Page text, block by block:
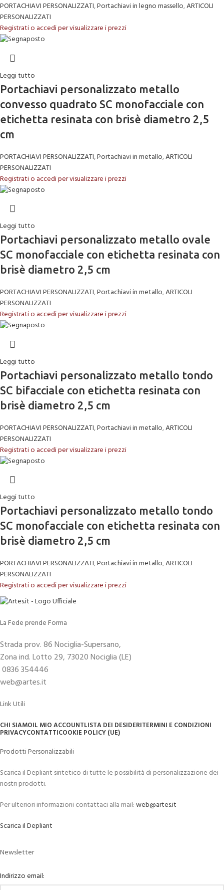
PORTACHIAVI PERSONALIZZATI,Portachiavi in legno massello,ARTICOLI
PERSONALIZZATI
Registrati o accedi per visualizzare i prezzi
Leggi tutto
Portachiavi personalizzato metallo
convesso quadrato SC monofacciale con
etichetta resinata con brisè diametro 2,5
cm
PORTACHIAVI PERSONALIZZATI,Portachiavi in metallo,ARTICOLI
PERSONALIZZATI
Registrati o accedi per visualizzare i prezzi
Leggi tutto
Portachiavi personalizzato metallo ovale
SC monofacciale con etichetta resinata con
brisè diametro 2,5 cm
PORTACHIAVI PERSONALIZZATI,Portachiavi in metallo,ARTICOLI
PERSONALIZZATI
Registrati o accedi per visualizzare i prezzi
Leggi tutto
Portachiavi personalizzato metallo tondo
SC bifacciale con etichetta resinata con
brisè diametro 2,5 cm
PORTACHIAVI PERSONALIZZATI,Portachiavi in metallo,ARTICOLI
PERSONALIZZATI
Registrati o accedi per visualizzare i prezzi
Leggi tutto
Portachiavi personalizzato metallo tondo
SC monofacciale con etichetta resinata con
brisè diametro 2,5 cm
PORTACHIAVI PERSONALIZZATI,Portachiavi in metallo,ARTICOLI
PERSONALIZZATI
Registrati o accedi per visualizzare i prezzi
La Fede prende Forma
Strada prov. 86 Nociglia-Supersano,
Zona ind. Lotto 29, 73020 Nociglia (LE)
0836 354446
web@artes.it
Link Utili
CHI SIAMOIL MIO ACCOUNTLISTA DEI DESIDERITERMINI E CONDIZIONI
PRIVACYCONTATTICOOKIE POLICY (UE)
Prodotti Personalizzabili
Scarica il Depliant sintetico di tutte le possibilità di personalizzazione dei
nostri prodotti.
Per ulteriori informazioni contattaci alla mail:web@artes.it
Scarica il Depliant
Newsletter
Indirizzo email: